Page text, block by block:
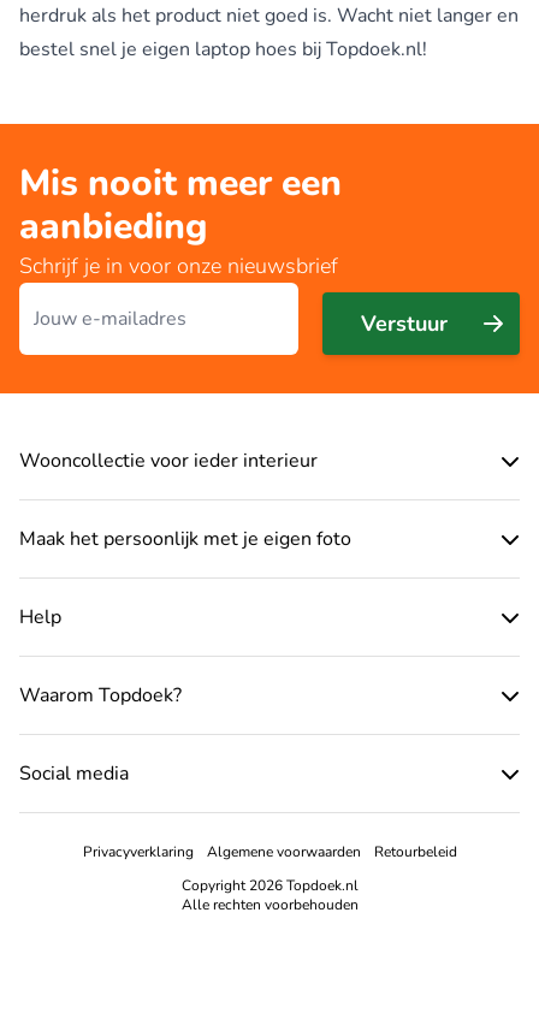
herdruk als het product niet goed is. Wacht niet langer en
bestel snel je eigen laptop hoes bij Topdoek.nl!
Mis nooit meer een
aanbieding
Schrijf je in voor onze nieuwsbrief
E-mailadres
Verstuur
Wooncollectie voor ieder interieur
Maak het persoonlijk met je eigen foto
Help
Waarom Topdoek?
Social media
Privacyverklaring Algemene voorwaarden
Retourbeleid
Copyright 2026 Topdoek.nl
Alle rechten voorbehouden